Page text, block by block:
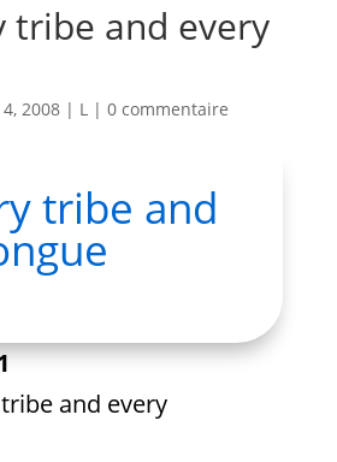
tribe and every
2008| L| 0 commentaire
tribe and
and every